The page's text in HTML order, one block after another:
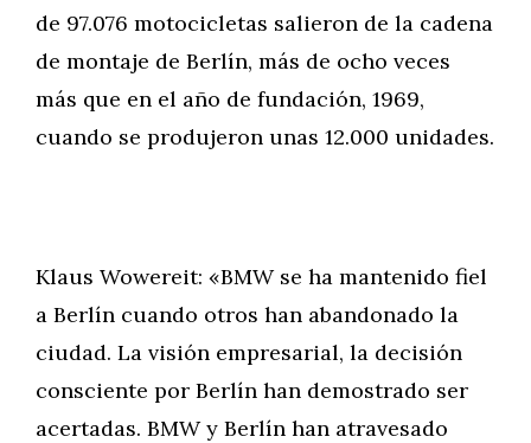
de 97.076 motocicletas salieron de la cadena
de montaje de Berlín, más de ocho veces
más que en el año de fundación, 1969,
cuando se produjeron unas 12.000 unidades.
Klaus Wowereit: «BMW se ha mantenido fiel
a Berlín cuando otros han abandonado la
ciudad. La visión empresarial, la decisión
consciente por Berlín han demostrado ser
acertadas. BMW y Berlín han atravesado